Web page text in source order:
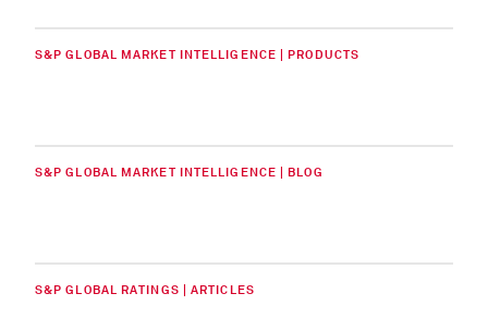
S&P GLOBAL MARKET INTELLIGENCE | PRODUCTS
S&P GLOBAL MARKET INTELLIGENCE | BLOG
S&P GLOBAL RATINGS | ARTICLES